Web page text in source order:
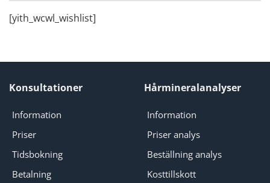
[yith_wcwl_wishlist]
Konsultationer
Information
Priser
Tidsbokning
Betalning
Hårmineralanalyser
Information
Priser analys
Beställning analys
Kosttillskott